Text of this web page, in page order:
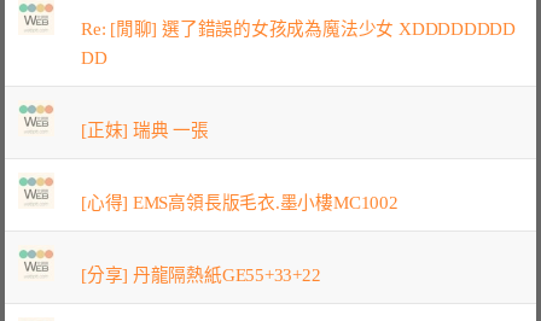
Re: [閒聊] 選了錯誤的女孩成為魔法少女 XDDDDDDDD
DD
[正妹] 瑞典 一張
[心得] EMS高領長版毛衣.墨小樓MC1002
[分享] 丹龍隔熱紙GE55+33+22